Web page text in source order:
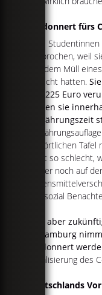
Verdonnert fürs
Zwei
gesprochen, weil
aus dem Müll
gefischt hatten.
von 225 Euro
sollten sie
Bewährungszeit
der örtlichen
nicht so schlecht,
immer noch auf
von sozial
Wer aber
in Hamburg
verdonnert
Legalisierung des
Deutschlands